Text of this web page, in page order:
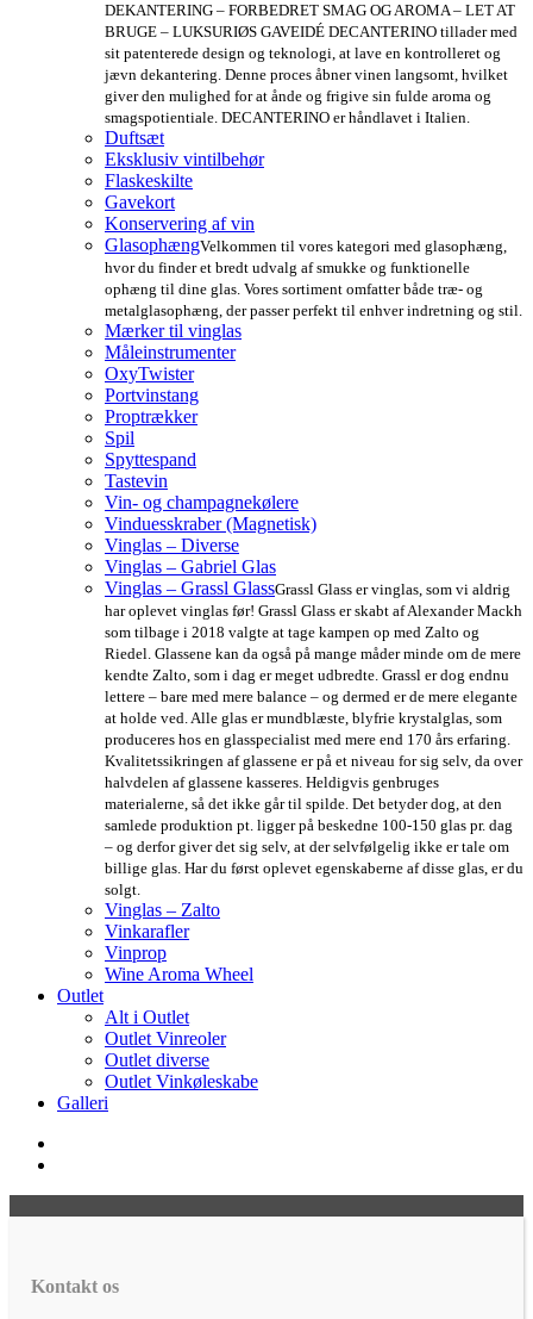
DEKANTERING – FORBEDRET SMAG OG AROMA – LET AT
BRUGE – LUKSURIØS GAVEIDÉ DECANTERINO tillader med
sit patenterede design og teknologi, at lave en kontrolleret og
jævn dekantering. Denne proces åbner vinen langsomt, hvilket
giver den mulighed for at ånde og frigive sin fulde aroma og
smagspotientiale. DECANTERINO er håndlavet i Italien.
Duftsæt
Eksklusiv vintilbehør
Flaskeskilte
Gavekort
Konservering af vin
GlasophængVelkommen til vores kategori med glasophæng,
hvor du finder et bredt udvalg af smukke og funktionelle
ophæng til dine glas. Vores sortiment omfatter både træ- og
metalglasophæng, der passer perfekt til enhver indretning og stil.
Mærker til vinglas
Måleinstrumenter
OxyTwister
Portvinstang
Proptrækker
Spil
Spyttespand
Tastevin
Vin- og champagnekølere
Vinduesskraber (Magnetisk)
Vinglas – Diverse
Vinglas – Gabriel Glas
Vinglas – Grassl GlassGrassl Glass er vinglas, som vi aldrig
har oplevet vinglas før! Grassl Glass er skabt af Alexander Mackh
som tilbage i 2018 valgte at tage kampen op med Zalto og
Riedel. Glassene kan da også på mange måder minde om de mere
kendte Zalto, som i dag er meget udbredte. Grassl er dog endnu
lettere – bare med mere balance – og dermed er de mere elegante
at holde ved. Alle glas er mundblæste, blyfrie krystalglas, som
produceres hos en glasspecialist med mere end 170 års erfaring.
Kvalitetssikringen af glassene er på et niveau for sig selv, da over
halvdelen af glassene kasseres. Heldigvis genbruges
materialerne, så det ikke går til spilde. Det betyder dog, at den
samlede produktion pt. ligger på beskedne 100-150 glas pr. dag
– og derfor giver det sig selv, at der selvfølgelig ikke er tale om
billige glas. Har du først oplevet egenskaberne af disse glas, er du
solgt.
Vinglas – Zalto
Vinkarafler
Vinprop
Wine Aroma Wheel
Outlet
Alt i Outlet
Outlet Vinreoler
Outlet diverse
Outlet Vinkøleskabe
Galleri
Kontakt os